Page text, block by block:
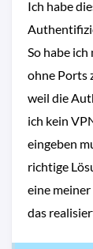
Ich habe
So habe
ohne Ports
weil die
ich kein
eingeben
richtige
eine
das